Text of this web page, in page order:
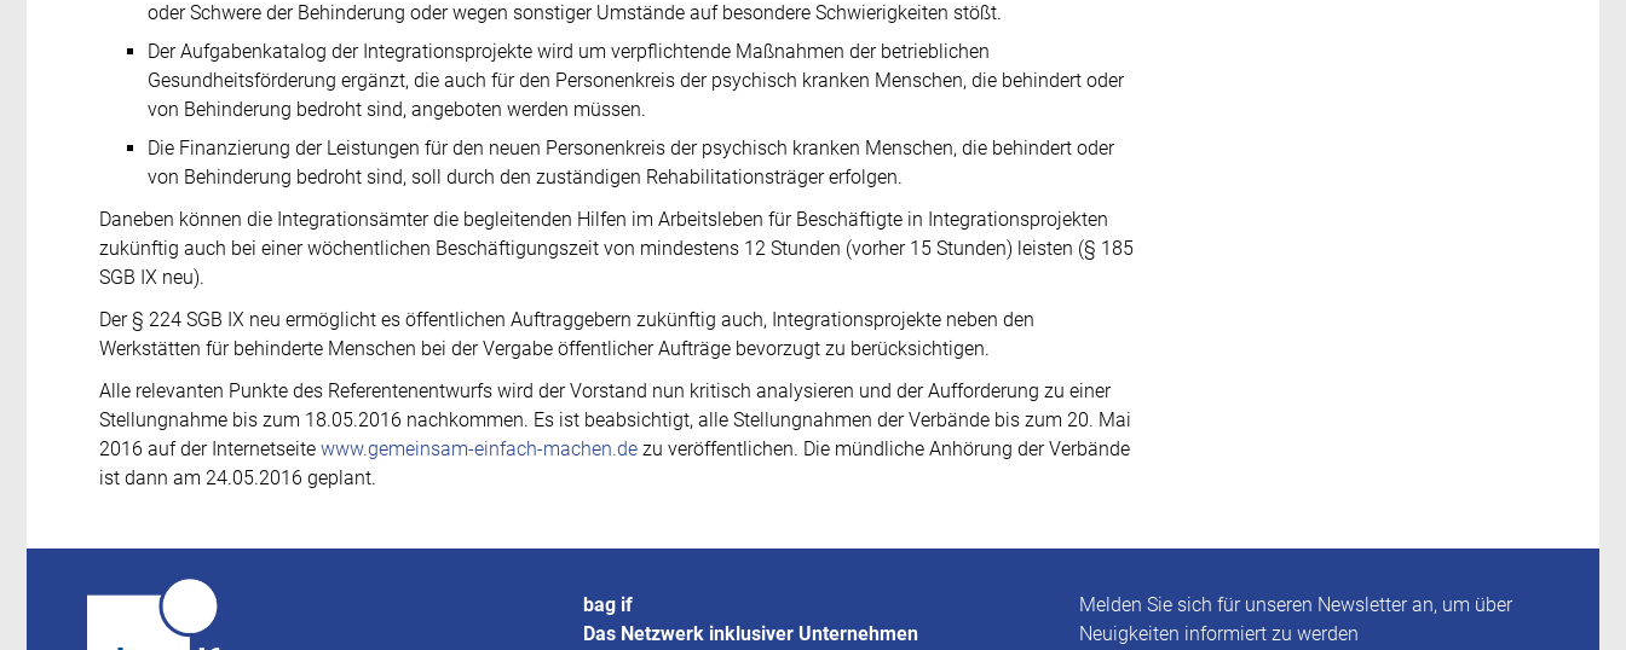
oder Schwere der Behinderung oder wegen sonstiger Umstände auf besondere Schwierigkeiten stößt.
Der Aufgabenkatalog der Integrationsprojekte wird um verpflichtende Maßnahmen der betrieblichen
Gesundheitsförderung ergänzt, die auch für den Personenkreis der psychisch kranken Menschen, die behindert oder
von Behinderung bedroht sind, angeboten werden müssen.
Die Finanzierung der Leistungen für den neuen Personenkreis der psychisch kranken Menschen, die behindert oder
von Behinderung bedroht sind, soll durch den zuständigen Rehabilitationsträger erfolgen.
Daneben können die Integrationsämter die begleitenden Hilfen im Arbeitsleben für Beschäftigte in Integrationsprojekten
zukünftig auch bei einer wöchentlichen Beschäftigungszeit von mindestens 12 Stunden (vorher 15 Stunden) leisten (§ 185
SGB IX neu).
Der § 224 SGB IX neu ermöglicht es öffentlichen Auftraggebern zukünftig auch, Integrationsprojekte neben den
Werkstätten für behinderte Menschen bei der Vergabe öffentlicher Aufträge bevorzugt zu berücksichtigen.
Alle relevanten Punkte des Referentenentwurfs wird der Vorstand nun kritisch analysieren und der Aufforderung zu einer
Stellungnahme bis zum 18.05.2016 nachkommen. Es ist beabsichtigt, alle Stellungnahmen der Verbände bis zum 20. Mai
2016 auf der Internetseite www.gemeinsam-einfach-machen.de zu veröffentlichen. Die mündliche Anhörung der Verbände
ist dann am 24.05.2016 geplant.
bag if
Das Netzwerk inklusiver Unternehmen
Melden Sie sich für unseren Newsletter an, um über
Neuigkeiten informiert zu werden